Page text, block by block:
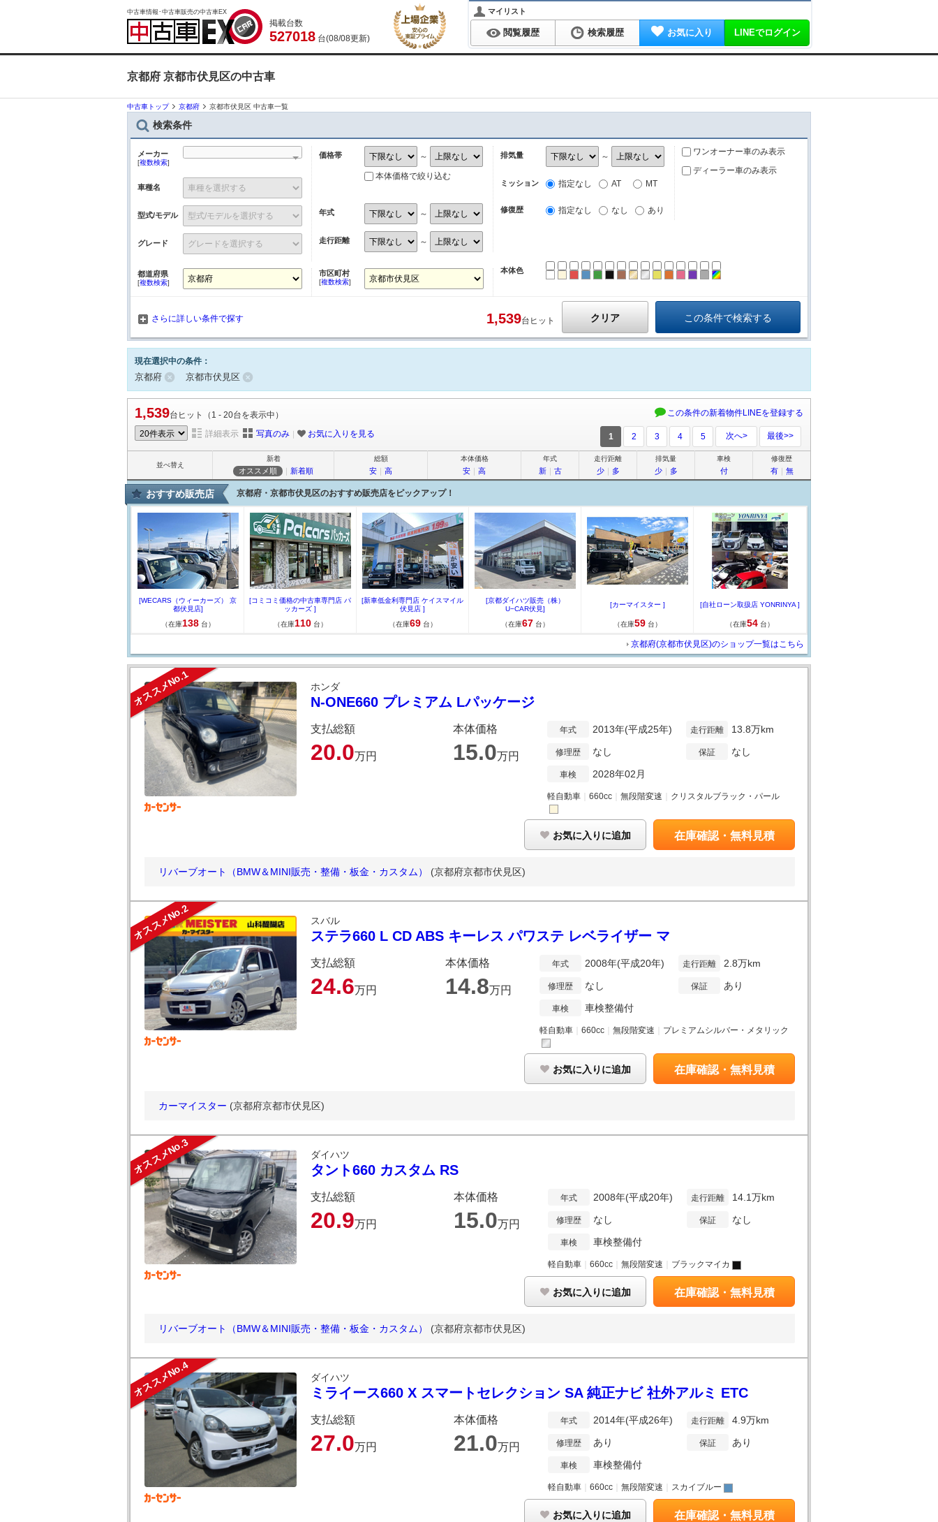
中古車情報･中古車販売の中古車EX
掲載台数
527018 台(08/08更新)
マイリスト
閲覧履歴 検索履歴 お気に入り LINEでログイン
京都府 京都市伏見区の中古車
中古車トップ 京都府 京都市伏見区 中古車一覧
検索条件
メーカー
[複数検索]
車種名
型式/モデル
グレード
価格帯 ～
本体価格で絞り込む
年式 ～
走行距離 ～
排気量 ～
ミッション 指定なし AT MT
修復歴 指定なし なし あり
ワンオーナー車のみ表示
ディーラー車のみ表示
都道府県
[複数検索]
市区町村
[複数検索]
本体色
レッドブルーグリーン
ブラック
ブラウンゴールド パープル
グレー
さらに詳しい条件で探す クリア
1,539台ヒット
現在選択中の条件：
京都府 京都市伏見区
1,539台ヒット（1 - 20台を表示中） この条件の新着物件LINEを登録する
詳細表示 写真のみ ｜ お気に入りを見る 1 2 3 4 5 次へ> 最後>>
並べ替え
新着
オススメ順 ｜ 新着順
総額
安 ｜ 高
本体価格
安 ｜ 高
年式
新｜ 古
走行距離
少｜ 多
排気量
少｜ 多
車検
付
修復歴
有｜ 無
おすすめ販売店 京都府・京都市伏見区のおすすめ販売店をピックアップ！
[WECARS（ウィーカーズ） 京
都伏見店]
（在庫138 台）
[コミコミ価格の中古車専門店 パ
ッカーズ ]
（在庫110 台）
[新車低金利専門店 ケイスマイル
伏見店 ]
（在庫69 台）
[京都ダイハツ販売（株）
U−CAR伏見]
（在庫67 台）
[カーマイスター ]
（在庫59 台）
[自社ローン取扱店 YONRINYA ]
（在庫54 台）
京都府(京都市伏見区)のショップ一覧はこちら
オススメNo.1 ホンダ
N-ONE660 プレミアム Lパッケージ
支払総額
20.0万円
本体価格
15.0万円
年式 2013年(平成25年)
修理歴 なし
車検 2028年02月
走行距離 13.8万km
保証 なし
軽自動車｜ 660cc｜ 無段階変速 クリスタルブラック・パール
お気に入りに追加 在庫確認・無料見積
リバーブオート（BMW＆MINI販売・整備・板金・カスタム） (京都府京都市伏見区)
オススメNo.2 スバル
ステラ660 L CD ABS キーレス パワステ レベライザー マ
支払総額
24.6万円
本体価格
14.8万円
年式 2008年(平成20年)
修理歴 なし
車検 車検整備付
走行距離 2.8万km
保証 あり
軽自動車｜ 660cc｜ 無段階変速 プレミアムシルバー・メタリック
お気に入りに追加 在庫確認・無料見積
カーマイスター (京都府京都市伏見区)
オススメNo.3 ダイハツ
タント660 カスタム RS
支払総額
20.9万円
本体価格
15.0万円
年式 2008年(平成20年)
修理歴 なし
車検 車検整備付
走行距離 14.1万km
保証 なし
軽自動車 660cc 無段階変速 ブラックマイカ
お気に入りに追加 在庫確認・無料見積
リバーブオート（BMW＆MINI販売・整備・板金・カスタム） (京都府京都市伏見区)
オススメNo.4 ダイハツ
ミライース660 X スマートセレクション SA 純正ナビ 社外アルミ ETC
支払総額
27.0万円
本体価格
21.0万円
年式 2014年(平成26年)
修理歴 あり
車検 車検整備付
走行距離 4.9万km
保証 あり
軽自動車 660cc 無段階変速 スカイブルー
お気に入りに追加 在庫確認・無料見積